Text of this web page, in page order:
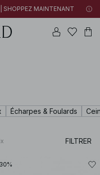
SHOPPEZ MAINTENANT
Écharpes & Foulards
FILTRER